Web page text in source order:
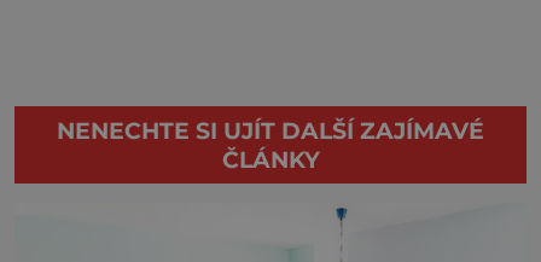
NENECHTE SI UJÍT DALŠÍ ZAJÍMAVÉ
ČLÁNKY